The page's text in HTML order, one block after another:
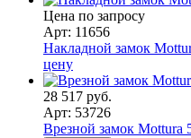
Цена по запросу
Арт: 11656
Накладной замок
цену
28 517 руб.
Арт: 53726
Врезной замок